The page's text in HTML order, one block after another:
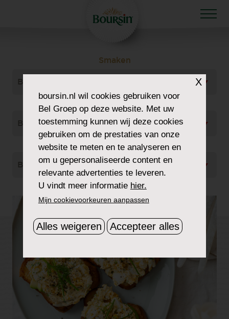
Smaken
Bekijk Alles
Gerecht Type
Bekijk Alles
Soort
Bekijk Alles
X
boursin.nl wil cookies gebruiken voor
Bel Groep op deze website. Met uw
toestemming kunnen wij deze cookies
gebruiken om de prestaties van onze
website te meten en te analyseren en
om u gepersonaliseerde content en
relevante advertenties te leveren.
U vindt meer informatie hier.
Mijn cookievoorkeuren aanpassen
Alles weigeren Accepteer alles